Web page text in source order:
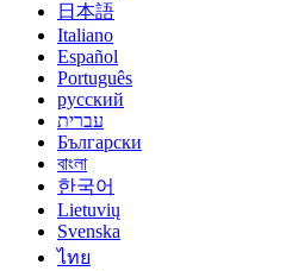
日本語
Italiano
Español
Português
русский
עברית
Български
বাংলা
한국어
Lietuvių
Svenska
ไทย